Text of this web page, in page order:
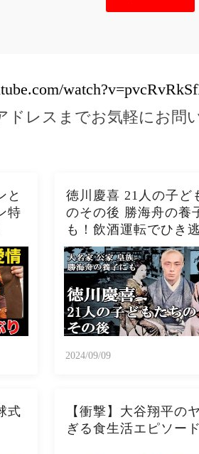
ドレスまでお気軽にお問
と
特
徳川慶喜 21人の子ど
のその後 勝海舟の養
も！飲酒運転でひき
起こした子も！？
2024/09/09
式
【衝撃】大谷翔平の
ぎる食生活エピソー